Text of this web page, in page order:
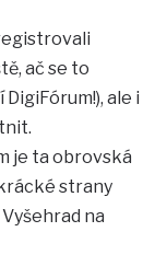
ač se to
DigiFórum!), ale i
je ta obrovská
strany
na